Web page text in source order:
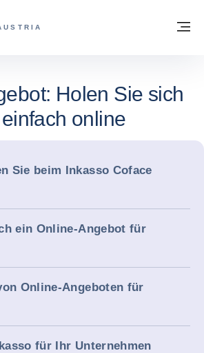
FOR TRADE - WEBSEITE DER
Holen Sie sich
online
Sie beim Inkasso Coface
ein Online-Angebot für
Online-Angeboten für
für Ihr Unternehmen